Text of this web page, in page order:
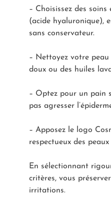
– Choisissez des
(acide hyaluronique),
sans conservateur.
– Nettoyez votre
doux ou des huiles
– Optez pour un pain
pas agresser
– Apposez le logo
respectueux des peaux
En sélectionnant
critères, vous
irritations.